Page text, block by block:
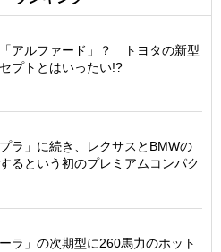
アルファード」？ トヨタの新型
プトとはいったい!?
ラ」に続き、レクサスとBMWの
るという初のプレミアムコンパク
ラ」の次期型に260馬力のホット